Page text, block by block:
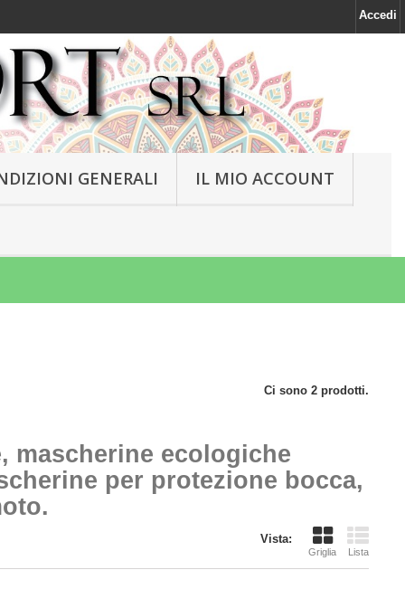
Accedi
GENERALI IL MIO ACCOUNT
Ci sono 2 prodotti.
mascherine ecologiche
per protezione bocca,
Vista:
Griglia Lista